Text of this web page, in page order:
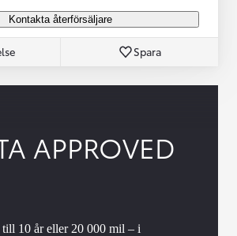
Kontakta återförsäljare
Spara
APPROVED
10 år eller 20 000 mil – i